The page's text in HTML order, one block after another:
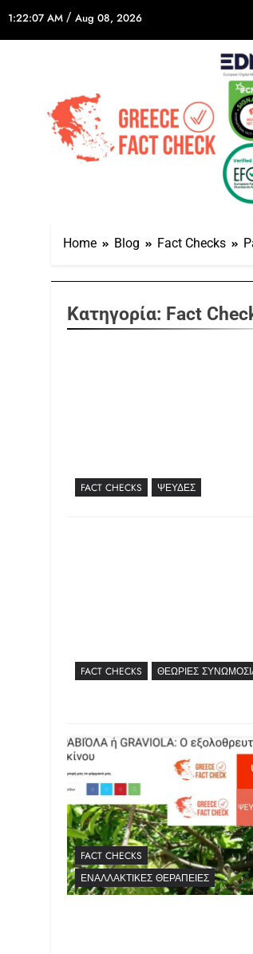
1:22:07 AM / Aug 08, 2026
Home Blog Fact Checks
Κατηγορία: Fact
FACT CHECKS ΨΕΥΔΈΣ
FACT CHECKS ΘΕΩΡΊΕΣ
FACT CHECKS
ΕΝΑΛΛΑΚΤΙΚΈΣ ΘΕΡΑΠΕΊΕΣ